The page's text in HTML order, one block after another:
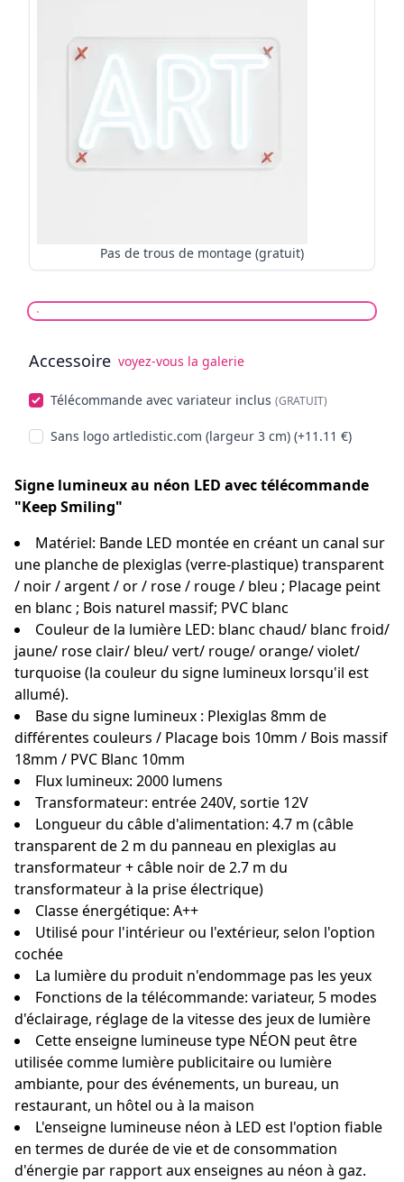
Pas de trous de montage (gratuit)
Accessoire voyez-vous la galerie
Télécommande avec variateur inclus (GRATUIT)
Sans logo artledistic.com (largeur 3 cm) (+11.11 €)
Signe lumineux au néon LED avec télécommande
"Keep Smiling"
Matériel: Bande LED montée en créant un canal sur
une planche de plexiglas (verre-plastique) transparent
/ noir / argent / or / rose / rouge / bleu ; Placage peint
en blanc ; Bois naturel massif; PVC blanc
Couleur de la lumière LED: blanc chaud/ blanc froid/
jaune/ rose clair/ bleu/ vert/ rouge/ orange/ violet/
turquoise (la couleur du signe lumineux lorsqu'il est
allumé).
Base du signe lumineux : Plexiglas 8mm de
différentes couleurs / Placage bois 10mm / Bois massif
18mm / PVC Blanc 10mm
Flux lumineux: 2000 lumens
Transformateur: entrée 240V, sortie 12V
Longueur du câble d'alimentation: 4.7 m (câble
transparent de 2 m du panneau en plexiglas au
transformateur + câble noir de 2.7 m du
transformateur à la prise électrique)
Classe énergétique: A++
Utilisé pour l'intérieur ou l'extérieur, selon l'option
cochée
La lumière du produit n'endommage pas les yeux
Fonctions de la télécommande: variateur, 5 modes
d'éclairage, réglage de la vitesse des jeux de lumière
Cette enseigne lumineuse type NÉON peut être
utilisée comme lumière publicitaire ou lumière
ambiante, pour des événements, un bureau, un
restaurant, un hôtel ou à la maison
L'enseigne lumineuse néon à LED est l'option fiable
en termes de durée de vie et de consommation
d'énergie par rapport aux enseignes au néon à gaz.